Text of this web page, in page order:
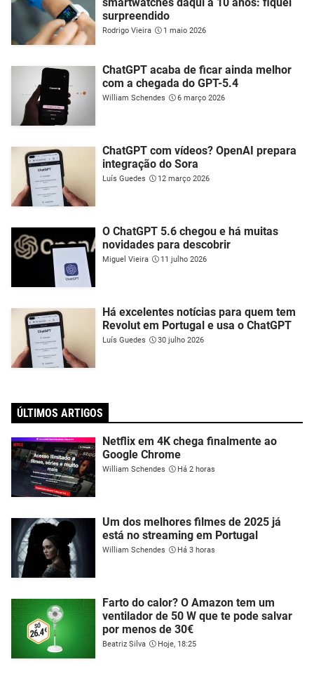
surpreendido
Rodrigo Vieira 1 maio 2026
ChatGPT acaba de ficar ainda melhor
com a chegada do GPT-5.4
William Schendes 6 março 2026
ChatGPT com vídeos? OpenAI prepara
integração do Sora
Luís Guedes 12 março 2026
O ChatGPT 5.6 chegou e há muitas
novidades para descobrir
Miguel Vieira 11 julho 2026
Há excelentes notícias para quem tem
Revolut em Portugal e usa o ChatGPT
Luís Guedes 30 julho 2026
ÚLTIMOS ARTIGOS
Netflix em 4K chega finalmente ao
Google Chrome
William Schendes Há 2 horas
Um dos melhores filmes de 2025 já
está no streaming em Portugal
William Schendes Há 3 horas
Farto do calor? O Amazon tem um
ventilador de 50 W que te pode salvar
por menos de 30€
Beatriz Silva Hoje, 18:25